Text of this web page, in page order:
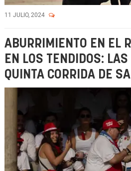
11 JULIO, 2024
ABURRIMIENTO EN EL
EN LOS TENDIDOS:
QUINTA CORRIDA DE